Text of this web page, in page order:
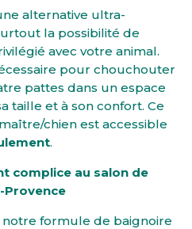
alternative ultra-
la possibilité de
avec votre animal.
pour chouchouter
pattes dans un espace
taille et à son confort. Ce
chien est accessible
.
complice au salon de
formule de baignoire